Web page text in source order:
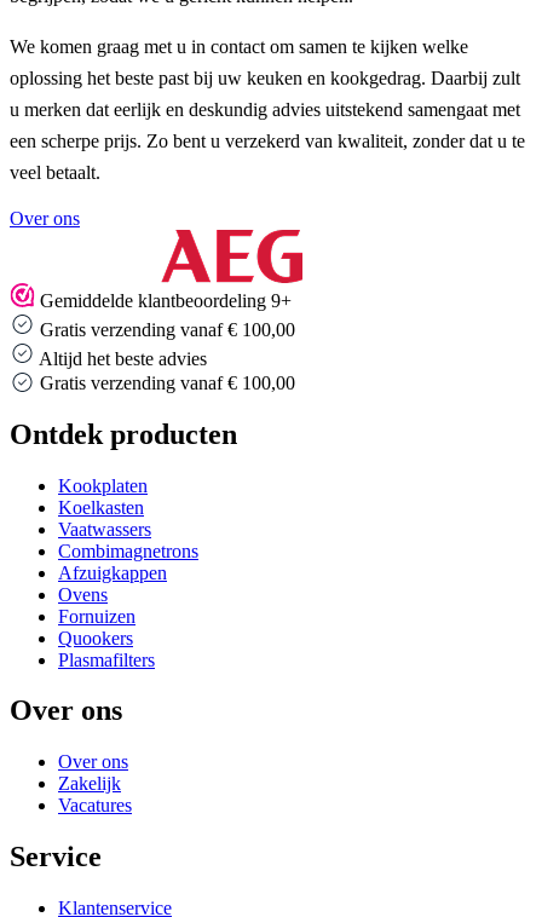
We komen graag met u in contact om samen te kijken welke
oplossing het beste past bij uw keuken en kookgedrag. Daarbij zult
u merken dat eerlijk en deskundig advies uitstekend samengaat met
een scherpe prijs. Zo bent u verzekerd van kwaliteit, zonder dat u te
veel betaalt.
Over ons
Gemiddelde klantbeoordeling 9+
Gratis verzending vanaf € 100,00
Altijd het beste advies
Gratis verzending vanaf € 100,00
Ontdek producten
Kookplaten
Koelkasten
Vaatwassers
Combimagnetrons
Afzuigkappen
Ovens
Fornuizen
Quookers
Plasmafilters
Over ons
Over ons
Zakelijk
Vacatures
Service
Klantenservice